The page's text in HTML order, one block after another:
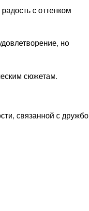
с оттенком
но
сюжетам.
связанной с